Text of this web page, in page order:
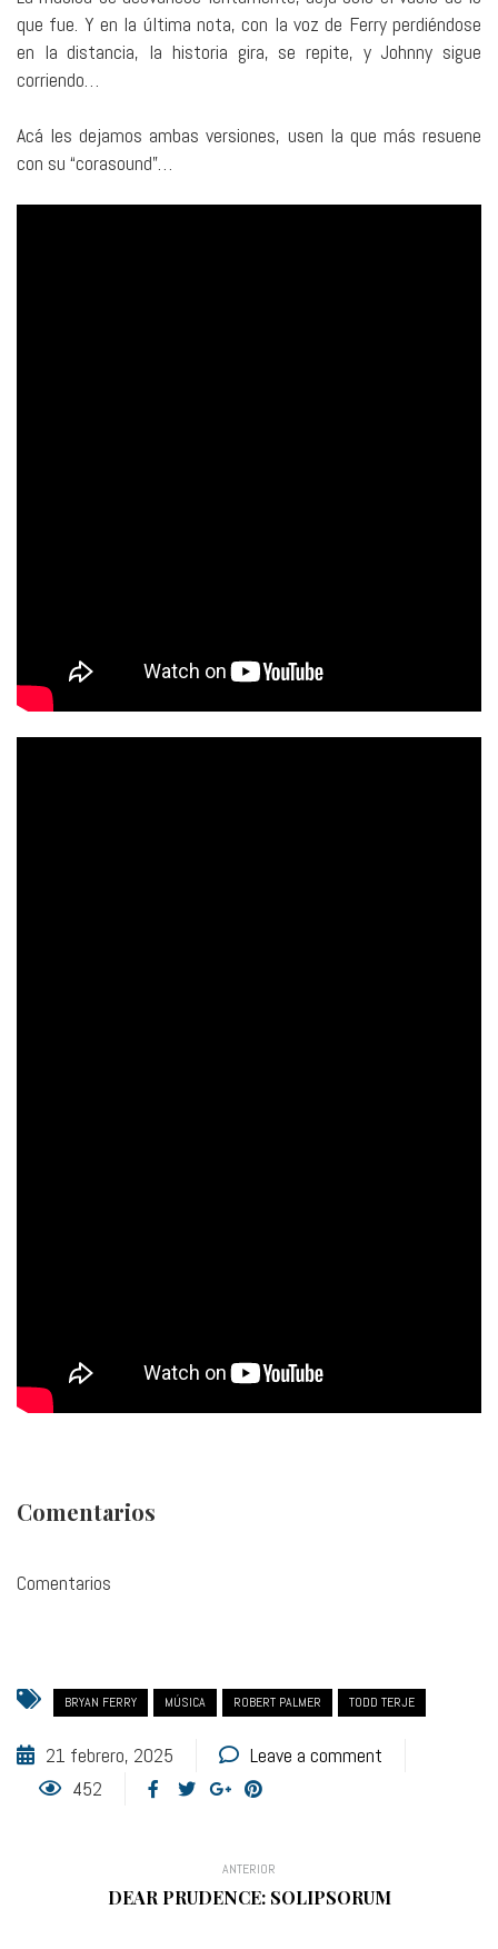
que fue. Y en la última nota, con la voz de Ferry perdiéndose
en la distancia, la historia gira, se repite, y Johnny sigue
corriendo…
Acá les dejamos ambas versiones, usen la que más resuene
con su “corasound”…
Comentarios
Comentarios
BRYAN FERRY MÚSICA ROBERT PALMER TODD TERJE
21 febrero, 2025
Leave a comment
452
ANTERIOR
DEAR PRUDENCE: SOLIPSORUM